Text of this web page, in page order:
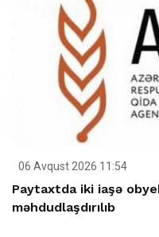
06 Avqust 2026 11:54
Paytaxtda iki iaşə
məhdudlaşdırılıb